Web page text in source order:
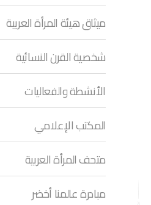
ميثاق هيئة المرأة العربية
شخصية القرن النسائية
الأنشطة والفعاليات
المكتب الإعلامي
متحف المرأة العربية
مبادرة عالمنا أخضر